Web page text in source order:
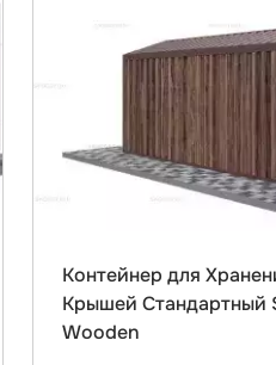
Контейнер для
Крышей Стандартный
Wooden